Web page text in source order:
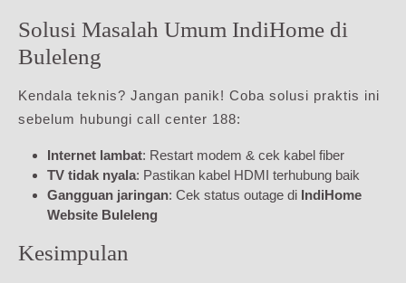
Solusi Masalah Umum IndiHome di
Buleleng
Kendala teknis? Jangan panik! Coba solusi praktis ini
sebelum hubungi call center 188:
Internet lambat: Restart modem & cek kabel fiber
TV tidak nyala: Pastikan kabel HDMI terhubung baik
Gangguan jaringan: Cek status outage di IndiHome
Website Buleleng
Kesimpulan